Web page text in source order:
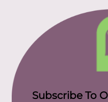
Subscribe To